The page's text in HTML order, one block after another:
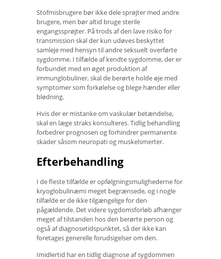
Stofmisbrugere bør ikke dele sprøjter med andre
brugere, men bør altid bruge sterile
engangssprøjter. På trods af den lave risiko for
transmission skal der kun udøves beskyttet
samleje med hensyn til andre seksuelt overførte
sygdomme. I tilfælde af kendte sygdomme, der er
forbundet med en øget produktion af
immunglobuliner, skal de berørte holde øje med
symptomer som forkølelse og blege hænder eller
blødning.
Hvis der er mistanke om vaskulær betændelse,
skal en læge straks konsulteres. Tidlig behandling
forbedrer prognosen og forhindrer permanente
skader såsom neuropati og muskelsmerter.
Efterbehandling
I de fleste tilfælde er opfølgningsmulighederne for
kryoglobulinæmi meget begrænsede, og i nogle
tilfælde er de ikke tilgængelige for den
pågældende. Det videre sygdomsforløb afhænger
meget af tilstanden hos den berørte person og
også af diagnosetidspunktet, så der ikke kan
foretages generelle forudsigelser om den.
Imidlertid har en tidlig diagnose af sygdommen